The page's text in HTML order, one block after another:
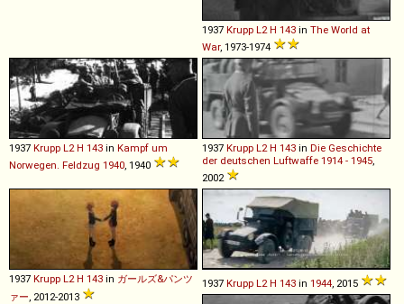
1937 Krupp L2 H 143 in The World at
War, 1973-1974
1937 Krupp L2 H 143 in Kampf um
Norwegen. Feldzug 1940 , 1940
1937 Krupp L2 H 143 in Die Geschichte
der deutschen Luftwaffe 1914 - 1945
2002
1937 Krupp L2 H 143 in ガールズ&パンツ
ァー , 2012-2013
1937 Krupp L2 H 143 in 1944 , 2015